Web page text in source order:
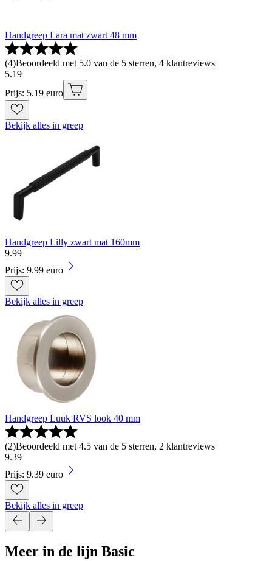
Handgreep Lara mat zwart 48 mm
(4)Beoordeeld met 5.0 van de 5 sterren, 4 klantreviews
5.19
Prijs: 5.19 euro
Bekijk alles in greep
Handgreep Lilly zwart mat 160mm
9.99
Prijs: 9.99 euro
Bekijk alles in greep
Handgreep Luuk RVS look 40 mm
(2)Beoordeeld met 4.5 van de 5 sterren, 2 klantreviews
9.39
Prijs: 9.39 euro
Bekijk alles in greep
Meer in de lijn Basic